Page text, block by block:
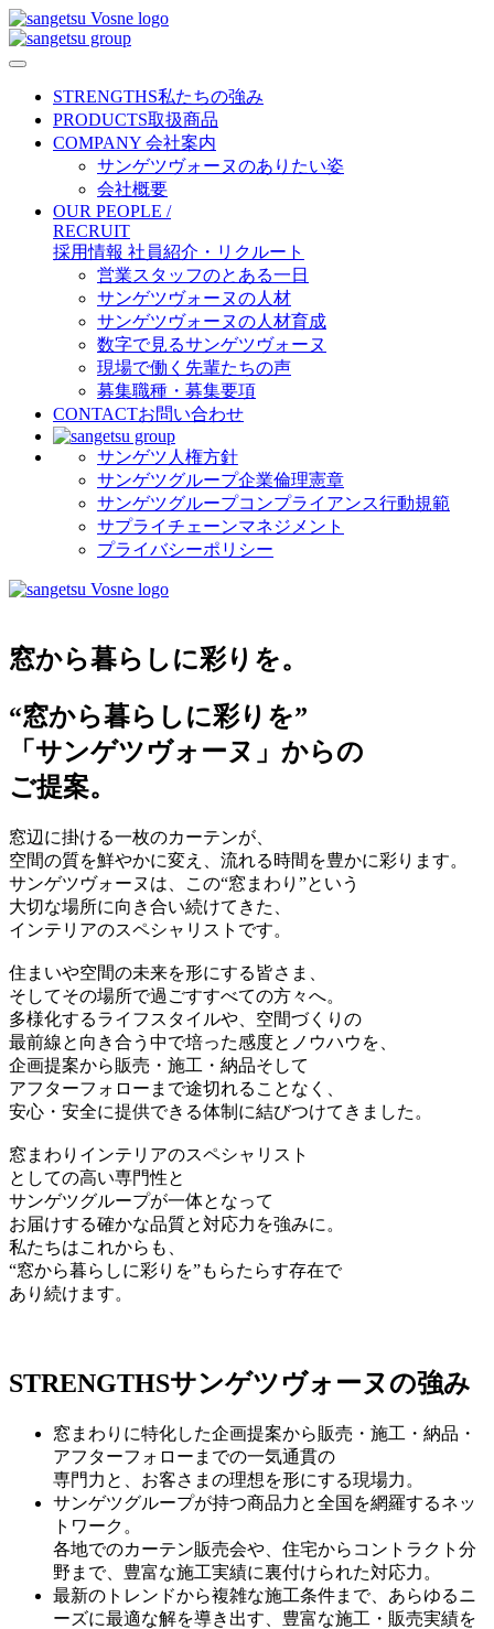
STRENGTHS私たちの強み
PRODUCTS取扱商品
COMPANY 会社案内
サンゲツヴォーヌのありたい姿
会社概要
OUR PEOPLE /
RECRUIT
採用情報 社員紹介・リクルート
営業スタッフのとある一日
サンゲツヴォーヌの人材
サンゲツヴォーヌの人材育成
数字で見るサンゲツヴォーヌ
現場で働く先輩たちの声
募集職種・募集要項
CONTACTお問い合わせ
サンゲツ人権方針
サンゲツグループ企業倫理憲章
サンゲツグループコンプライアンス行動規範
サプライチェーンマネジメント
プライバシーポリシー
窓から暮らしに彩りを。
“窓から暮らしに彩りを”
「サンゲツヴォーヌ」からの
ご提案。
窓辺に掛ける一枚のカーテンが、
空間の質を鮮やかに変え、流れる時間を豊かに彩ります。
サンゲツヴォーヌは、この“窓まわり”という
大切な場所に向き合い続けてきた、
インテリアのスペシャリストです。
住まいや空間の未来を形にする皆さま、
そしてその場所で過ごすすべての方々へ。
多様化するライフスタイルや、空間づくりの
最前線と向き合う中で培った感度とノウハウを、
企画提案から販売・施工・納品そして
アフターフォローまで途切れることなく、
安心・安全に提供できる体制に結びつけてきました。
窓まわりインテリアのスペシャリスト
としての高い専門性と
サンゲツグループが一体となって
お届けする確かな品質と対応力を強みに。
私たちはこれからも、
“窓から暮らしに彩りを”もらたらす存在で
あり続けます。
STRENGTHSサンゲツヴォーヌの強み
窓まわりに特化した企画提案から販売・施工・納品・
アフターフォローまでの一気通貫の
専門力と、お客さまの理想を形にする現場力。
サンゲツグループが持つ商品力と全国を網羅するネッ
トワーク。
各地でのカーテン販売会や、住宅からコントラクト分
野まで、豊富な施工実績に裏付けられた対応力。
最新のトレンドから複雑な施工条件まで、あらゆるニ
ーズに最適な解を導き出す、豊富な施工・販売実績を